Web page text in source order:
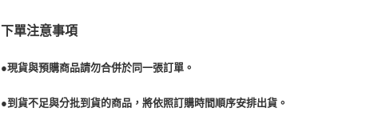
下單注意事項
●現貨與預購商品請勿合併於同一張訂單。
●到貨不足與分批到貨的商品，將依照訂購時間順序安排出貨。